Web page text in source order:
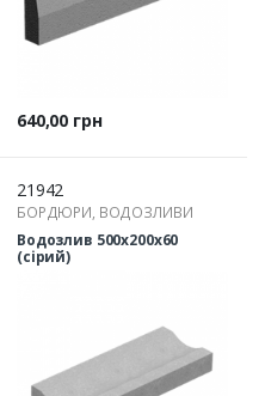
Ціна
640,00 грн
21942
БОРДЮРИ, ВОДОЗЛИВИ
Водозлив 500х200х60
(сірий)